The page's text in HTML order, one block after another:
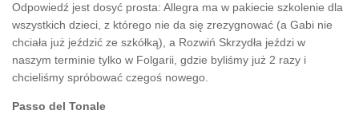
Odpowiedź jest dosyć prosta: Allegra ma w pakiecie szkolenie dla
wszystkich dzieci, z którego nie da się zrezygnować (a Gabi nie
chciała już jeździć ze szkółką), a Rozwiń Skrzydła jeździ w
naszym terminie tylko w Folgarii, gdzie byliśmy już 2 razy i
chcieliśmy spróbować czegoś nowego.
Passo del Tonale